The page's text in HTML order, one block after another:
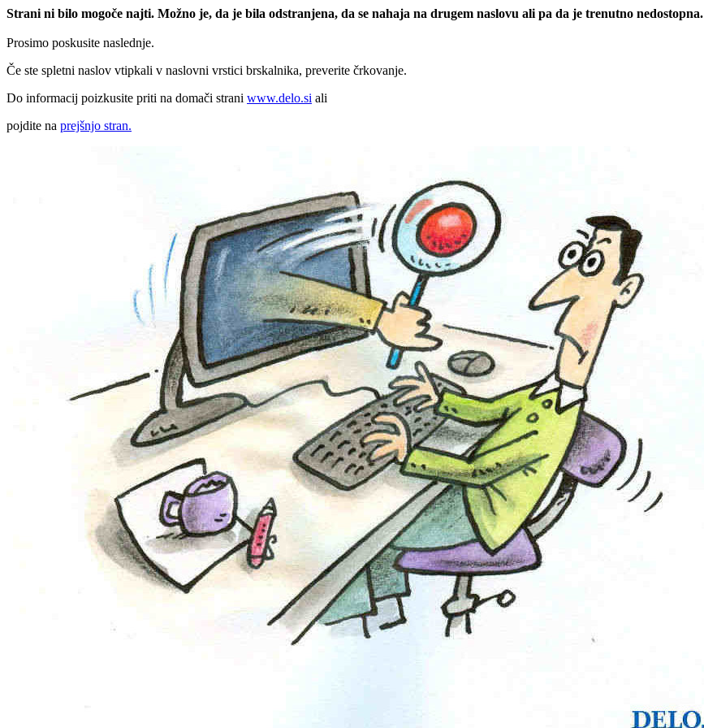
Strani ni bilo mogoče najti. Možno je, da je bila odstranjena, da se nahaja na drugem naslovu ali pa da je trenutno nedostopna.
Prosimo poskusite naslednje.
Če ste spletni naslov vtipkali v naslovni vrstici brskalnika, preverite črkovanje.
Do informacij poizkusite priti na domači strani www.delo.si ali
pojdite na prejšnjo stran.